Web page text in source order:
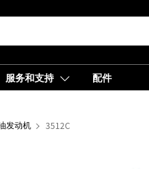
服务和支持 配件
发动机 3512C